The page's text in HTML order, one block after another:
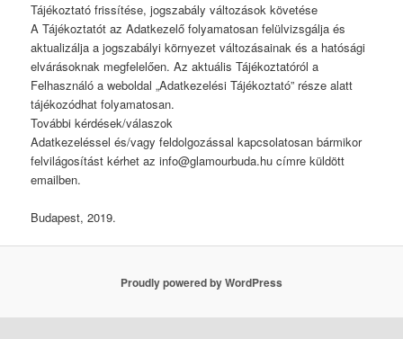
Tájékoztató frissítése, jogszabály változások követése
A Tájékoztatót az Adatkezelő folyamatosan felülvizsgálja és
aktualizálja a jogszabályi környezet változásainak és a hatósági
elvárásoknak megfelelően. Az aktuális Tájékoztatóról a
Felhasználó a weboldal „Adatkezelési Tájékoztató” része alatt
tájékozódhat folyamatosan.
További kérdések/válaszok
Adatkezeléssel és/vagy feldolgozással kapcsolatosan bármikor
felvilágosítást kérhet az info@glamourbuda.hu címre küldött
emailben.
Budapest, 2019.
Proudly powered by WordPress